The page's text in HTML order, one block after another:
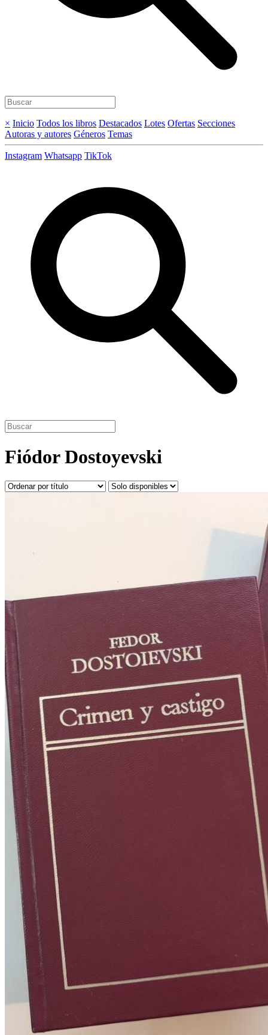
× Inicio Todos los libros Destacados Lotes Ofertas Secciones
Autoras y autores Géneros Temas
Instagram Whatsapp TikTok
Fiódor Dostoyevski